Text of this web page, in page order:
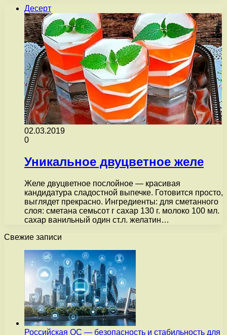
Десерт
02.03.2019
0
Уникальное двуцветное желе
Желе двуцветное послойное — красивая
кандидатура сладостной выпечке. Готовится просто,
выглядет прекрасно. Ингредиенты: для сметанного
слоя: сметана семьсот г сахар 130 г. молоко 100 мл.
сахар ванильный один ст.л. желатин…
Свежие записи
Российская ОС — безопасность и стабильность для